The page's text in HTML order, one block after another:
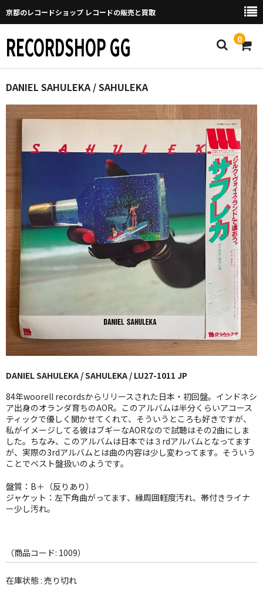
京都のレコードショップ レコードの販売と買取
RECORDSHOP GG 0
Home
マイページ
GGについて
取り置きなどについて
Categories
New Arrivals
新譜
GG RECORD （当店のレーベル）
JAZZ-US
BLUE NOTE
JAZZ-EU
JAZZ-JP
JAZZ-VOCAL
J-POP
FOLK,SSW
その他
7INC
DANIEL SAHULEKA / SAHULEKA
DANIEL SAHULEKA / SAHULEKA / LU27-1011 JP
84年woorell recordsからリリースされた日本・初回盤。インドネシ
ア出身のオランダ育ちのAOR。このアルバムは半分くらいアコース
ティックで優しく聞かせてくれて、そういうところも好きですが、
私がイメージしてる彼はブギーなAORなので試聴はその2曲にしま
した。ちなみ、このアルバムは日本では３rdアルバムとなってます
が、実際の3rdアルバムとは曲の内容は少し変わってます。そういう
ことでベスト盤扱いのようです。
盤質：B＋（反りあり）
ジャケット：左下角曲がってます、縁周囲軽度汚れ、帯付きライナ
ー少し汚れ。
（商品コード: 1009）
在庫状態 : 売り切れ